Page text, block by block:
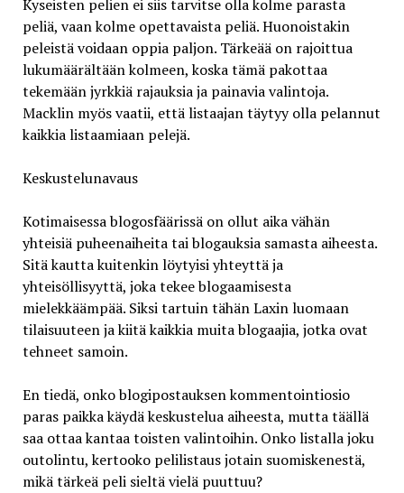
Kyseisten pelien ei siis tarvitse olla kolme parasta
peliä, vaan kolme opettavaista peliä. Huonoistakin
peleistä voidaan oppia paljon. Tärkeää on rajoittua
lukumäärältään kolmeen, koska tämä pakottaa
tekemään jyrkkiä rajauksia ja painavia valintoja.
Macklin myös vaatii, että listaajan täytyy olla pelannut
kaikkia listaamiaan pelejä.
Keskustelunavaus
Kotimaisessa blogosfäärissä on ollut aika vähän
yhteisiä puheenaiheita tai blogauksia samasta aiheesta.
Sitä kautta kuitenkin löytyisi yhteyttä ja
yhteisöllisyyttä, joka tekee blogaamisesta
mielekkäämpää. Siksi tartuin tähän Laxin luomaan
tilaisuuteen ja kiitä kaikkia muita blogaajia, jotka ovat
tehneet samoin.
En tiedä, onko blogipostauksen kommentointiosio
paras paikka käydä keskustelua aiheesta, mutta täällä
saa ottaa kantaa toisten valintoihin. Onko listalla joku
outolintu, kertooko pelilistaus jotain suomiskenestä,
mikä tärkeä peli sieltä vielä puuttuu?